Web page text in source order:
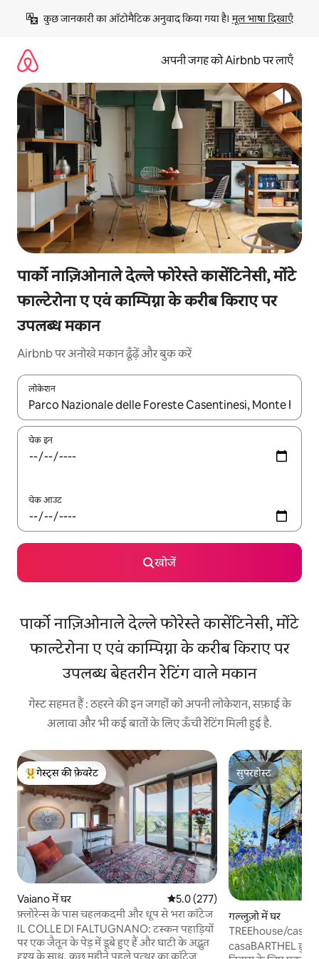
छोड़कर
कॉन्टेंट
कुछ जानकारी का ऑटोमैटिक अनुवाद किया गया है। मूल भाषा दिखाएँ
अपनी जगह को Airbnb पर लाएँ
पार्को नाज़िओनाले देल्ले फोरेस्ते कासेंटिनेसी, मोंटे
फाल्टेरोना ए एवं काम्पिग्ना के करीब किराए पर
उपलब्ध मकान
Airbnb पर अनोखे मकान ढूँढ़ें और बुक करें
लोकेशन
नतीजों के उपलब्ध होने पर, अप और डाउन 'ऐरो की' का इस्तेमाल करके नेविगेट
चेक इन
चेक आउट
खोजें
पार्को नाज़िओनाले देल्ले फोरेस्ते कासेंटिनेसी, मोंटे
फाल्टेरोना ए एवं काम्पिग्ना के करीब किराए पर
उपलब्ध बेहतरीन रेटिंग वाले मकान
गेस्ट सहमत हैं : ठहरने की इन जगहों को अपनी लोकेशन, सफ़ाई के
अलावा और भी कई बातों के लिए ऊँची रेटिंग मिली हुई है.
गेस्ट्स का टॉप फ़ेवरेट
गेस्ट्स की फ़ेवरेट
Vaiano में घर औसत रेटिंग 5 में से 5.0, 277 समीक्षाएँ
5.0 (277)
फ़्लोरेन्स के पास चहलकदमी और धूप से भरा कॉटेज
IL COLLE DI FALTUGNANO: टस्कन पहाड़ियों
पर एक जैतून के पेड़ में डूबे हुए हैं और घाटी के अद्भुत
दृश्य के साथ, कुछ महीने पहले पत्थर का कॉटेज
सुपरहोस्ट
सुपरहोस्ट
गल्लुज़ो में घर
TREEhouse/
casaBARTHEL